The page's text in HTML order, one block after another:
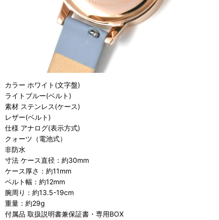
カラー ホワイト(文字盤)
ライトブルー(ベルト)
素材 ステンレス(ケース)
レザー(ベルト)
仕様 アナログ(表示方式)
クォーツ（電池式）
非防水
寸法 ケース直径：約30mm
ケース厚さ：約11mm
ベルト幅：約12mm
腕周り：約13.5-19cm
重量：約29g
付属品 取扱説明書兼保証書・専用BOX